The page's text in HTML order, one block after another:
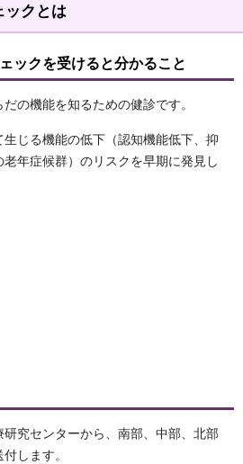
ックとは
ックを受けると分かること
の機能を知るための健診です。
じる機能の低下（認知機能低下、抑
年症候群）のリスクを早期に発見し
究センターから、南部、中部、北部
します。